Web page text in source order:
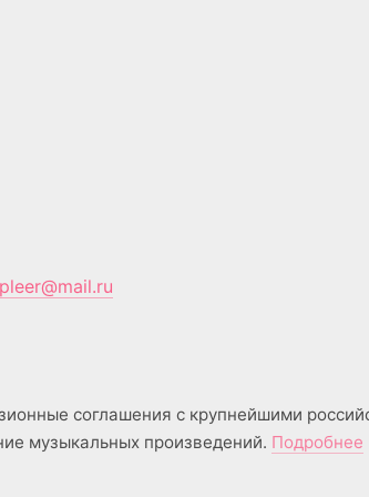
соглашения с крупнейшими
музыкальных произведений. Подробнее